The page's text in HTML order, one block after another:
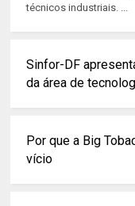
técnicos industriais. ...
Sinfor-DF
da área de
Por que a Big
vício